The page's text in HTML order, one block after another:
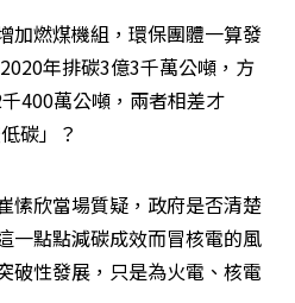
加燃煤機組，環保團體一算發
年排碳3億3千萬公噸，方
400萬公噸，兩者相差才
碳」？
愫欣當場質疑，政府是否清楚
一點點減碳成效而冒核電的風
破性發展，只是為火電、核電